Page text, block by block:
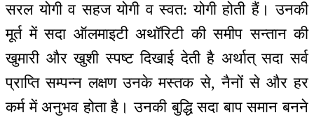
सरल योगी व सहज योगी व स्वत: योगी होती हैं। उनकी
मूर्त में सदा ऑलमाइटी अथॉरिटी की समीप सन्तान की
खुमारी और खुशी स्पष्ट दिखाई देती है अर्थात् सदा सर्व
प्राप्ति सम्पन्न लक्षण उनके मस्तक से, नैनों से और हर
कर्म में अनुभव होता है। उनकी बुद्धि सदा बाप समान बनने